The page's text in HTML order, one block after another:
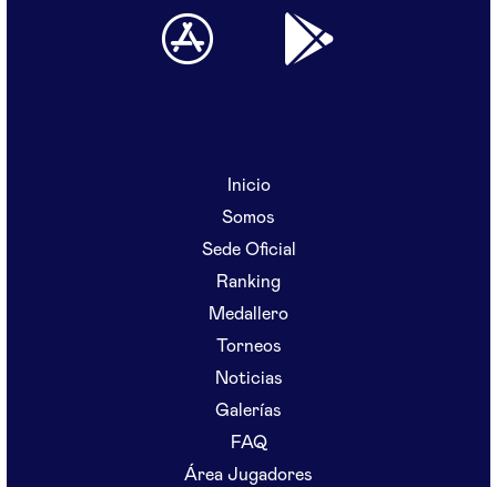
Inicio
Somos
Sede Oficial
Ranking
Medallero
Torneos
Noticias
Galerías
FAQ
Área Jugadores